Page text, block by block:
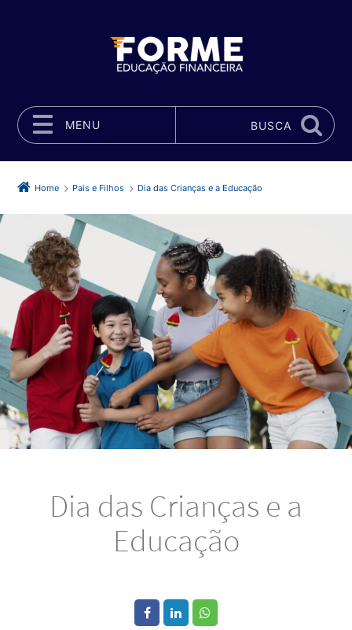
MENU
Pular para o conteúdo
BUSCA
Home Pais e Filhos Dia das Crianças e a Educação
Dia das Crianças e a
Educação